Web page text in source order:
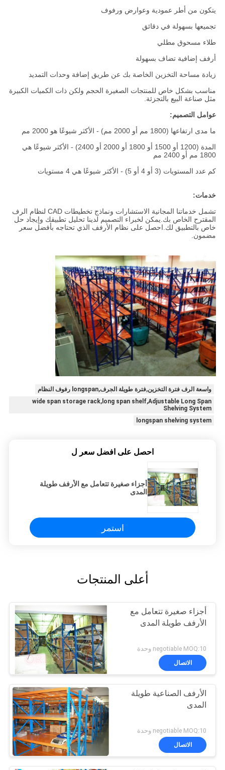
يتكون من أطر عمودية وعوارض ورفوف
تجميعها بسهولة في دقائق
طلاء مسحوق مطلي
أرفف إضافية تضاف بسهولة
زيادة مساحة التخزين الخاصة بك عن طريق إضافة وحدات التمديد
مناسب بشكل خاص للمنتجات الصغيرة الحجم ولكن ذات الكميات الكبيرة
مثل صناعة البيع بالتجزئة.
عوامل التصميم:
ما مدى ارتفاعها (1800 مم أو 2000 مم) - الأكثر شيوعًا هو 2000 مم
المدة (1200 أو 1500 أو 1800 أو 2000 أو 2400) - الأكثر شيوعًا هي
1800 مم أو 2400 مم
كم عدد المستويات (3 أو 4 أو 5) - الأكثر شيوعًا هي 4 مستويات
خدمات:
تشمل خدماتنا المجانية الاستشارات ونماذج تخطيطات CAD لنظام الرف
المقترح الخاص بك.يمكن لخبراء التصميم لدينا تحليل تطبيقك وإيجاد حل
خاص بالتطبيق لك.احصل على نظام الأرفف الذي تحتاجه بأفضل سعر
مضمون.
واسعة الرف فترة التخزين,فترة طويلة الجرف,longspan رفوف النظام
wide span storage rack,long span shelf,Adjustable Long Span
Shelving System
longspan shelving system
احصل على افضل سعر ل
أجزاء صغيرة تتعامل مع الأرفف طويلة
المدى
استمر
أعلى المنتجات
أجزاء صغيرة تتعامل مع
الأرفف طويلة المدى
negotiable MOQ:10 وحدة
الاتصال
الأرفف الصناعية طويلة
المدى
negotiable MOQ:10 وحدة
الاتصال